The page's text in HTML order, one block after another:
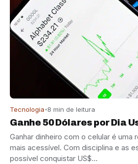
Tecnologia 8 min de leitura
Ganhe 50 Dólares por Dia
Ganhar dinheiro com o celular é uma
mais acessível. Com disciplina e as
possível conquistar US$…